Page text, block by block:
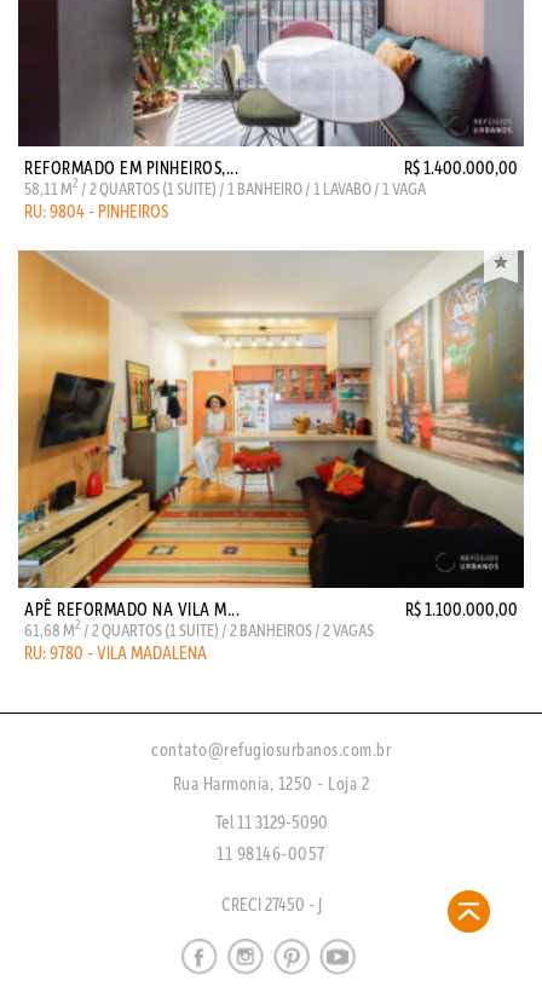
REFORMADO EM PINHEIROS,... R$ 1.400.000,00
58,11 M2 / 2 QUARTOS (1 SUITE) / 1 BANHEIRO / 1 LAVABO / 1 VAGA
RU: 9804 - PINHEIROS
APÊ REFORMADO NA VILA M... R$ 1.100.000,00
61,68 M2 / 2 QUARTOS (1 SUITE) / 2 BANHEIROS / 2 VAGAS
RU: 9780 - VILA MADALENA
contato@refugiosurbanos.com.br
Rua Harmonia, 1250 - Loja 2
Tel 11 3129-5090
11 98146-0057
CRECI 27450 - J